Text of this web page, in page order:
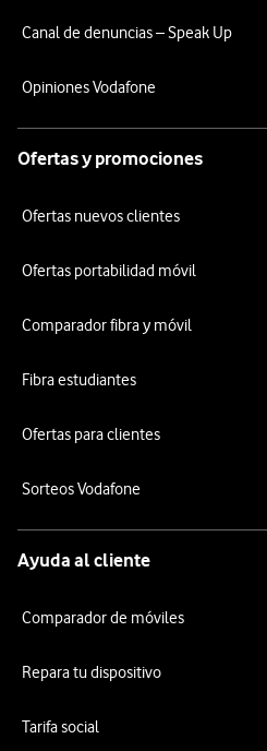
Canal de denuncias – Speak Up
Opiniones Vodafone
Ofertas y promociones
Ofertas nuevos clientes
Ofertas portabilidad móvil
Comparador fibra y móvil
Fibra estudiantes
Ofertas para clientes
Sorteos Vodafone
Ayuda al cliente
Comparador de móviles
Repara tu dispositivo
Tarifa social